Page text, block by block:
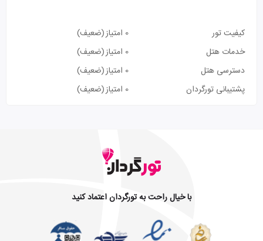
کیفیت تور 0 امتیاز
(ضعیف)
خدمات هتل
0 امتیاز
(ضعیف)
دسترسی هتل
0 امتیاز
(ضعیف)
پشتیبانی تورگردان
0 امتیاز (ضعیف)
با خیال راحت به تورگردان اعتماد کنید